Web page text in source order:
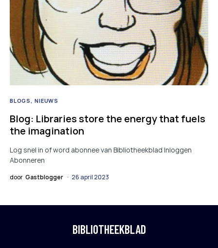
BLOGS NIEUWS
Blog: Libraries store the energy that fuels
the imagination
Log snel in of word abonnee van Bibliotheekblad Inloggen
Abonneren
door Gastblogger 26 april 2023
BIBLIOTHEEKBLAD